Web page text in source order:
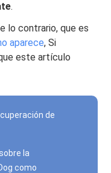
.
lo contrario, que es
aparece, Si
este artículo
de
la
como